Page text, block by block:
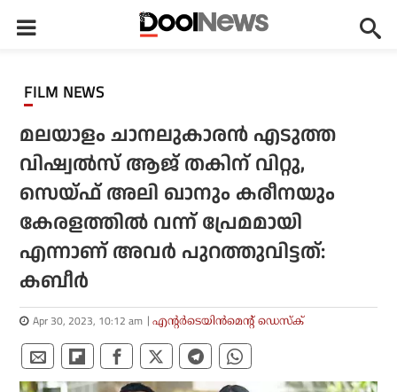
FILM NEWS
മലയാളം ചാനലുകാരന്‍ എടുത്ത
വിഷ്വല്‍സ് ആജ് തകിന് വിറ്റു,
സെയ്ഫ് അലി ഖാനും കരീനയും
കേരളത്തില്‍ വന്ന് പ്രേമമായി
എന്നാണ് അവര്‍ പുറത്തുവിട്ടത്:
കബീര്‍
Apr 30, 2023, 10:12 am എന്റര്‍ടെയിന്‍മെന്റ് ഡെസ്‌ക്